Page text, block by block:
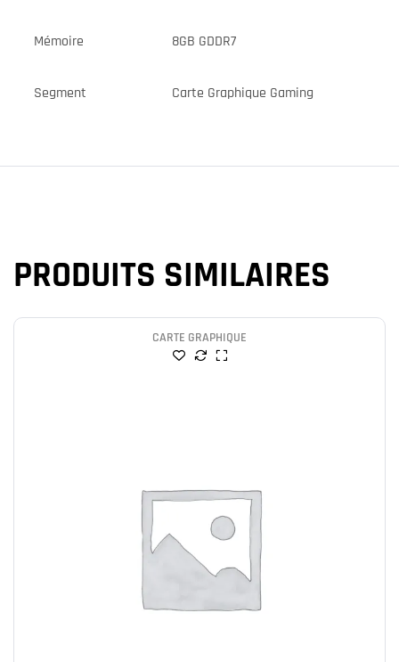
Mémoire 8GB GDDR7
Segment Carte Graphique Gaming
PRODUITS SIMILAIRES
CARTE GRAPHIQUE